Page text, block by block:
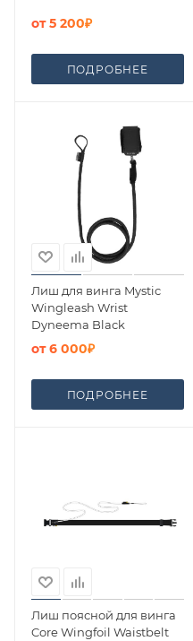
от5 200₽
ПОДРОБНЕЕ
Лиш для винга Mystic
Wingleash Wrist
Dyneema Black
от6 000₽
ПОДРОБНЕЕ
Лиш поясной для винга
Core Wingfoil Waistbelt